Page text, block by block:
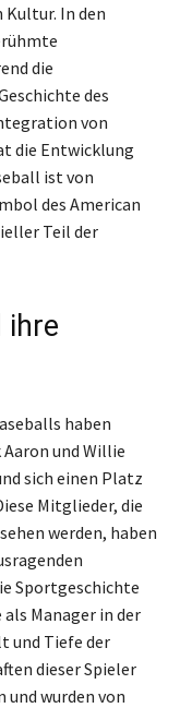
In den
die
des
von
die Entwicklung
ist von
des American
Teil der
ihre
haben
und Willie
sich einen Platz
Mitglieder, die
werden, haben
Sportgeschichte
Manager in der
und Tiefe der
dieser Spieler
wurden von